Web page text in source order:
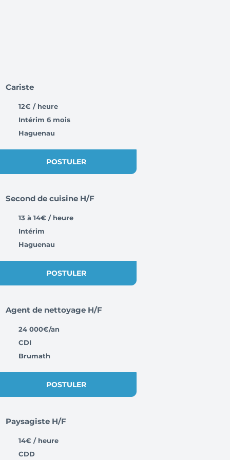
Cariste
12€ / heure
Intérim 6 mois
Haguenau
POSTULER
Second de cuisine H/F
13 à 14€ / heure
Intérim
Haguenau
POSTULER
Agent de nettoyage H/F
24 000€/an
CDI
Brumath
POSTULER
Paysagiste H/F
14€ / heure
CDD